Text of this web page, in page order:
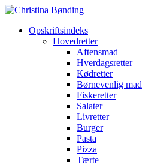
Opskriftsindeks
Hovedretter
Aftensmad
Hverdagsretter
Kødretter
Børnevenlig mad
Fiskeretter
Salater
Livretter
Burger
Pasta
Pizza
Tærte